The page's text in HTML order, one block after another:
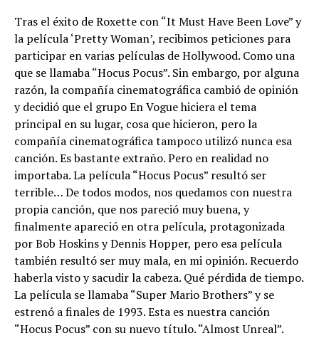
Tras el éxito de Roxette con “It Must Have Been Love” y
la película ‘Pretty Woman’, recibimos peticiones para
participar en varias películas de Hollywood. Como una
que se llamaba “Hocus Pocus”. Sin embargo, por alguna
razón, la compañía cinematográfica cambió de opinión
y decidió que el grupo En Vogue hiciera el tema
principal en su lugar, cosa que hicieron, pero la
compañía cinematográfica tampoco utilizó nunca esa
canción. Es bastante extraño. Pero en realidad no
importaba. La película “Hocus Pocus” resultó ser
terrible… De todos modos, nos quedamos con nuestra
propia canción, que nos pareció muy buena, y
finalmente apareció en otra película, protagonizada
por Bob Hoskins y Dennis Hopper, pero esa película
también resultó ser muy mala, en mi opinión. Recuerdo
haberla visto y sacudir la cabeza. Qué pérdida de tiempo.
La película se llamaba “Super Mario Brothers” y se
estrenó a finales de 1993. Esta es nuestra canción
“Hocus Pocus” con su nuevo título. “Almost Unreal”.